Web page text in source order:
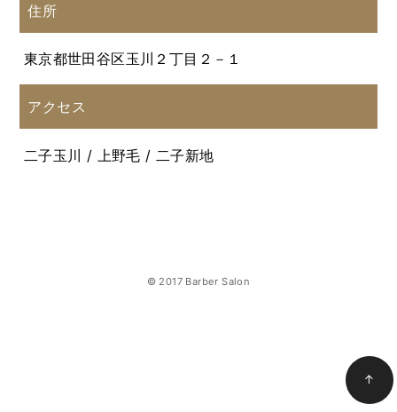
住所
東京都世田谷区玉川２丁目２－１
アクセス
二子玉川 / 上野毛 / 二子新地
© 2017 Barber Salon
↑